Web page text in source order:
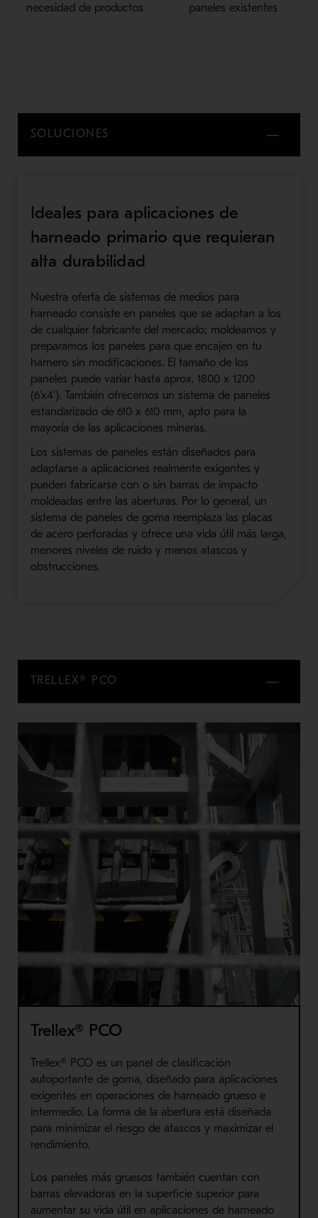
necesidad de productos
paneles existentes
SOLUCIONES
Ideales para aplicaciones de
harneado primario que requieran
alta durabilidad
Nuestra oferta de sistemas de medios para
harneado consiste en paneles que se adaptan a los
de cualquier fabricante del mercado; moldeamos y
preparamos los paneles para que encajen en tu
harnero sin modificaciones. El tamaño de los
paneles puede variar hasta aprox. 1800 x 1200
(6’x4’). También ofrecemos un sistema de paneles
estandarizado de 610 x 610 mm, apto para la
mayoría de las aplicaciones mineras.
Los sistemas de paneles están diseñados para
adaptarse a aplicaciones realmente exigentes y
pueden fabricarse con o sin barras de impacto
moldeadas entre las aberturas. Por lo general, un
sistema de paneles de goma reemplaza las placas
de acero perforadas y ofrece una vida útil más larga,
menores niveles de ruido y menos atascos y
obstrucciones.
TRELLEX® PCO
Trellex® PCO
Trellex® PCO es un panel de clasificación
autoportante de goma, diseñado para aplicaciones
exigentes en operaciones de harneado grueso e
intermedio. La forma de la abertura está diseñada
para minimizar el riesgo de atascos y maximizar el
rendimiento.
Los paneles más gruesos también cuentan con
barras elevadoras en la superficie superior para
aumentar su vida útil en aplicaciones de harneado